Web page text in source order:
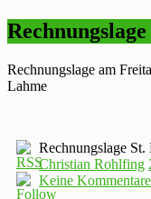
Rechnungslage am
Lahme
Rechnungslage St.
Christian Rohlfing
Keine Kommentare